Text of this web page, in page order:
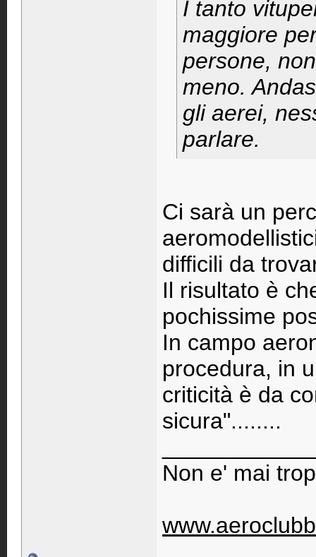
I tanto
maggiore
persone,
meno.
gli aerei,
parlare.
Ci sarà un
difficili da
Il risultato è
pochissime
In campo
procedura, in
criticità è da
sicura"........
Non e' mai